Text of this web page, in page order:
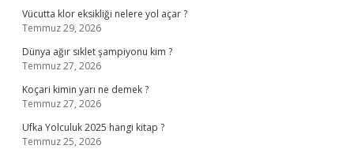
Vücutta klor eksikliği nelere yol açar ?
Temmuz 29, 2026
Dünya ağır sıklet şampiyonu kim ?
Temmuz 27, 2026
Koçari kimin yarı ne demek ?
Temmuz 27, 2026
Ufka Yolculuk 2025 hangi kitap ?
Temmuz 25, 2026